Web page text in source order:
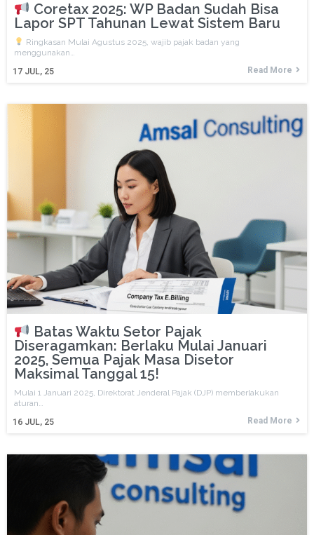
Coretax 2025: WP Badan Sudah Bisa
Lapor SPT Tahunan Lewat Sistem Baru
17 JUL, 25
Ringkasan Mulai Agustus 2025, wajib pajak badan yang
menggunakan…
Read More
Batas Waktu Setor Pajak
Diseragamkan: Berlaku Mulai Januari
2025, Semua Pajak Masa Disetor
Maksimal Tanggal 15!
16 JUL, 25
Mulai 1 Januari 2025, Direktorat Jenderal Pajak (DJP) memberlakukan
aturan…
Read More